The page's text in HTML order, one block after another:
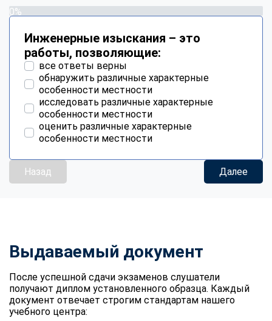
0%
Инженерные изыскания – это
работы, позволяющие:
все ответы верны
обнаружить различные характерные
особенности местности
исследовать различные характерные
особенности местности
оценить различные характерные
особенности местности
Назад Далее
Выдаваемый документ
После успешной сдачи экзаменов слушатели
получают диплом установленного образца. Каждый
документ отвечает строгим стандартам нашего
учебного центра: